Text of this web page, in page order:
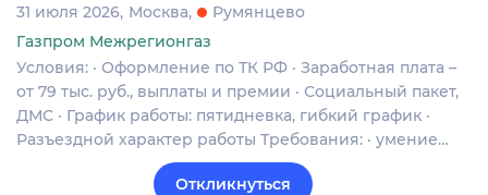
31 июля 2026 Москва
Румянцево
Газпром Межрегионгаз
Условия: · Оформление по ТК РФ · Заработная плата –
от 79 тыс. руб., выплаты и премии · Социальный пакет,
ДМС · График работы: пятидневка, гибкий график ·
Разъездной характер работы Требования: · умение…
Откликнуться